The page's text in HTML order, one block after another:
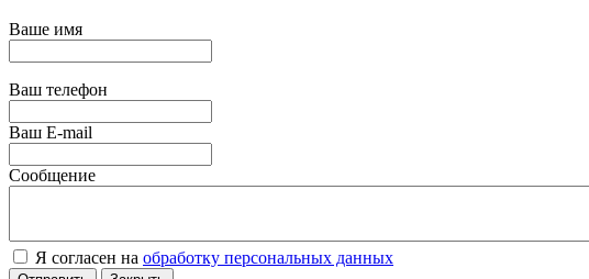
Ваше имя
Ваш телефон
Ваш E-mail
Сообщение
Я согласен на обработку персональных данных